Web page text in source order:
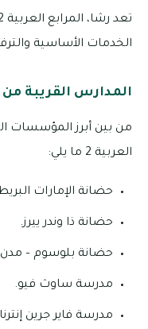
الخدمات الأساسية
المدارس القريبة
من بين أبرز المؤسسات
العربية 2 ما يلي:
حضانة الإمارات
حضانة ذا وندر ييرز.
حضانة بلوسوم –
مدرسة ساوث فيو.
مدرسة فاير جرين